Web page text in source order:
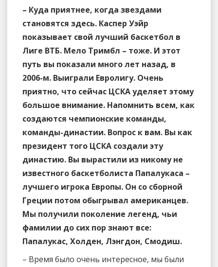
– Куда приятнее, когда звездами
становятся здесь. Каспер Уэйр
показывает свой лучший баскетбол в
Лиге ВТБ. Мело Тримбл – тоже. И этот
путь вы показали много лет назад, в
2006-м. Выиграли Евролигу. Очень
приятно, что сейчас ЦСКА уделяет этому
большое внимание. Напомнить всем, как
создаются чемпионские команды,
команды-династии. Вопрос к вам. Вы как
президент того ЦСКА создали эту
династию. Вы вырастили из никому не
известного баскетболиста Папалукаса –
лучшего игрока Европы. Он со сборной
Греции потом обыгрывал американцев.
Мы получили поколение легенд, чьи
фамилии до сих пор знают все:
Папалукас, Холден, Лэнгдон, Смодиш.
– Время было очень интересное, мы были